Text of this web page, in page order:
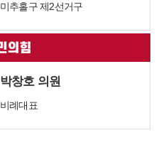
미추홀구 제2선거구
박창호 의원
비례대표